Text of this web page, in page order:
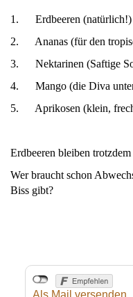
1. Erdbeeren (natürlich!)
2. Ananas (für den
3. Nektarinen (Saftige
4. Mango (die Diva unter
5. Aprikosen (klein,
Erdbeeren bleiben
Wer braucht schon
Biss gibt?